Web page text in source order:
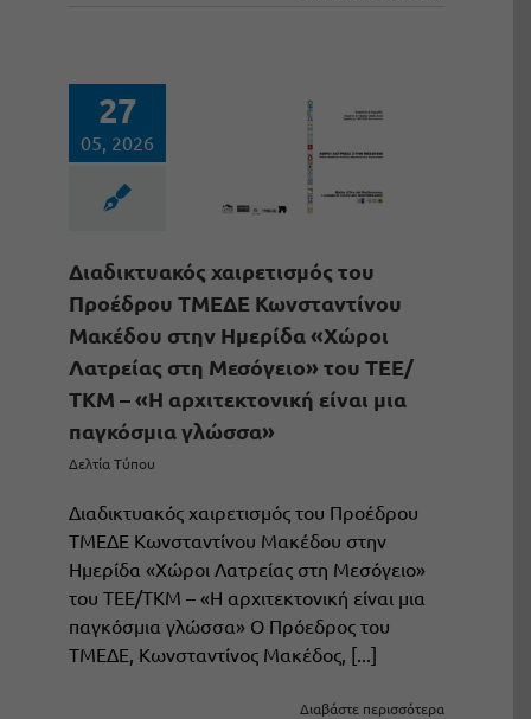
27
05, 2026
Διαδικτυακός χαιρετισμός του
Προέδρου ΤΜΕΔΕ Κωνσταντίνου
Μακέδου στην Ημερίδα «Χώροι
Λατρείας στη Μεσόγειο» του ΤΕΕ/
ΤΚΜ – «Η αρχιτεκτονική είναι μια
παγκόσμια γλώσσα»
Δελτία Τύπου
Διαδικτυακός χαιρετισμός του Προέδρου
ΤΜΕΔΕ Κωνσταντίνου Μακέδου στην
Ημερίδα «Χώροι Λατρείας στη Μεσόγειο»
του ΤΕΕ/ΤΚΜ – «Η αρχιτεκτονική είναι μια
παγκόσμια γλώσσα» Ο Πρόεδρος του
ΤΜΕΔΕ, Κωνσταντίνος Μακέδος, [...]
Διαβάστε περισσότερα